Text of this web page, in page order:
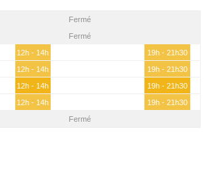
Fermé
Fermé
12h - 14h
19h - 21h30
12h - 14h
19h - 21h30
12h - 14h
19h - 21h30
12h - 14h
19h - 21h30
Fermé